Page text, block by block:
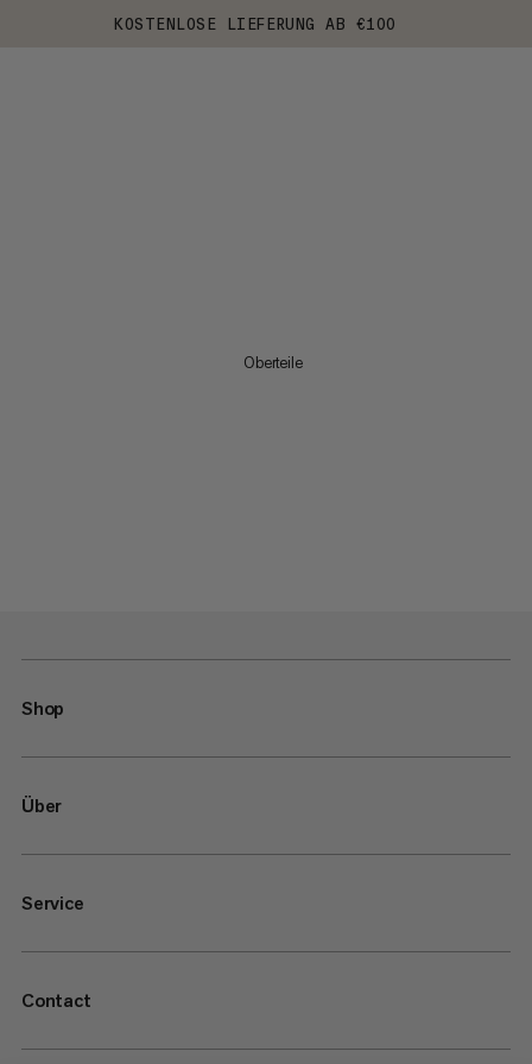
KOSTENLOSE LIEFERUNG AB €100
Oberteile
Shop
Über
Service
Contact